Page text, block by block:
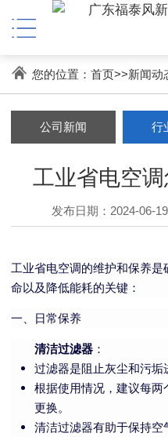
您的位置： 首页>>新闻动
公司新闻 行
工业省电空
发布日期：2024-06-
工业省电空调的维护和保养
命以及降低能耗的关键：
一、日常保养
清洁过滤器 ：
过滤器是阻止灰尘和污垢
根据使用情况，建议每
更换。
清洁过滤器有助于保持